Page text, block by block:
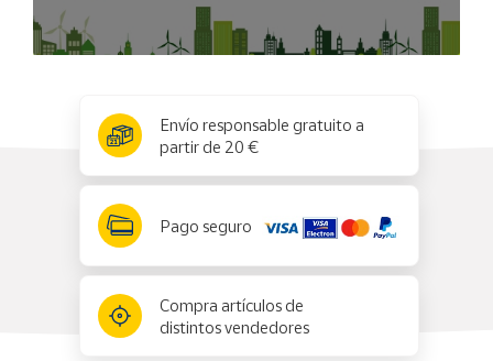
Envío responsable gratuito a
partir de 20 €
Pago seguro
Compra artículos de
distintos vendedores